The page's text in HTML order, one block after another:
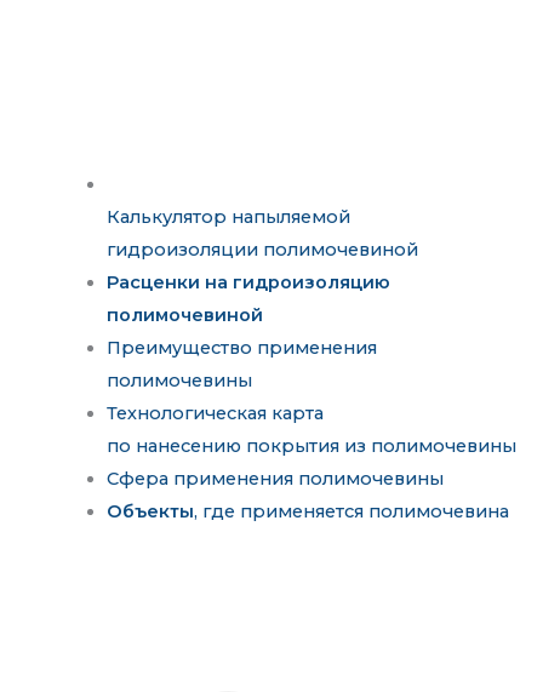
Калькулятор напыляемой
гидроизоляции полимочевиной
Расценки на гидроизоляцию
полимочевиной
Преимущество применения
полимочевины
Технологическая карта
по нанесению покрытия из полимочевины
Сфера применения полимочевины
Объекты, где применяется полимочевина